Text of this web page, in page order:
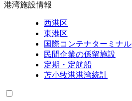
港湾施設情報
西港区
東港区
国際コンテナターミナル
民間企業の係留施設
定期・定航船
苫小牧港港湾統計